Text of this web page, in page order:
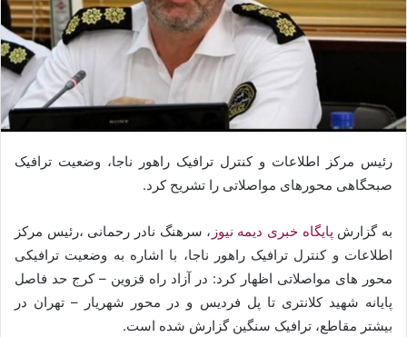
رئیس مرکز اطلاعات و کنترل ترافیک راهور ناجا، وضعیت ترافیک
صبحگاهی محورهای مواصلاتی را تشریح کرد.
به گزارش پایگاه خبری دیمه نیوز ، سرهنگ نادر رحمانی ،رئیس مرکز
اطلاعات و کنترل ترافیک راهور ناجا، با اشاره به وضعیت ترافیکی
محور های مواصلاتی اظهار کرد: در آزاد راه قزوین – کرج حد فاصل
پایانه شهید کلانتری تا پل فردیس و در محور شهریار – تهران در
بیشتر مقاطع، ترافیک سنگین گزارش شده است.